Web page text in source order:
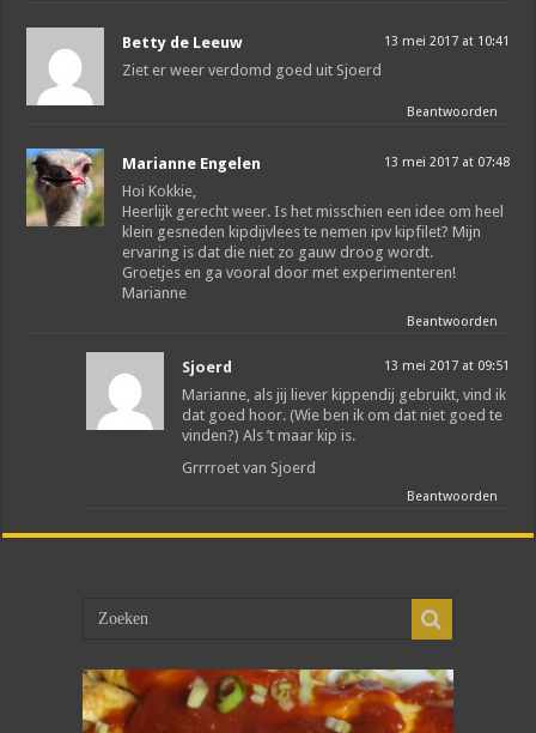
Betty de Leeuw 13 mei 2017 at 10:41
Ziet er weer verdomd goed uit Sjoerd
Beantwoorden
Marianne Engelen 13 mei 2017 at 07:48
Hoi Kokkie,
Heerlijk gerecht weer. Is het misschien een idee om heel
klein gesneden kipdijvlees te nemen ipv kipfilet? Mijn
ervaring is dat die niet zo gauw droog wordt.
Groetjes en ga vooral door met experimenteren!
Marianne
Beantwoorden
Sjoerd 13 mei 2017 at 09:51
Marianne, als jij liever kippendij gebruikt, vind ik
dat goed hoor. (Wie ben ik om dat niet goed te
vinden?) Als ’t maar kip is.
Grrrroet van Sjoerd
Beantwoorden